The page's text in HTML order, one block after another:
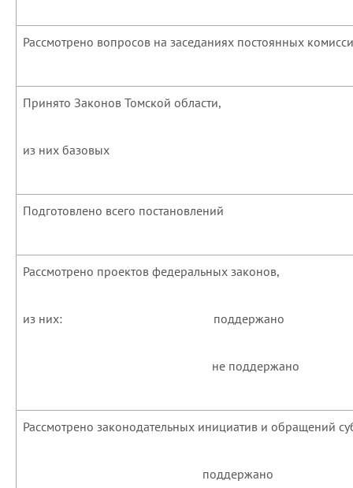
Рассмотрено вопросов на заседаниях постоянных
Принято Законов Томской области,
из них базовых
Подготовлено всего постановлений
Рассмотрено проектов федеральных законов,
из них: поддержано
не поддержано
Рассмотрено законодательных инициатив и обращений
поддержано